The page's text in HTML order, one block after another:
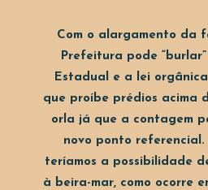
Com o alargamento da
Prefeitura pode
Estadual e a lei
que proíbe prédios acima
orla já que a contagem
novo ponto referencial.
teríamos a possibilidade
à beira-mar, como ocorre